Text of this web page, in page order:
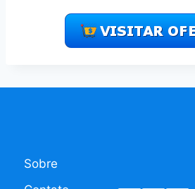
Sobre